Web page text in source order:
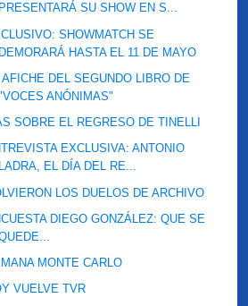
SU SHOW EN S...
SHOWMATCH SE
HASTA EL 11 DE MAYO
AFICHE DEL SEGUNDO LIBRO DE
ANÓNIMAS"
SOBRE EL REGRESO DE TINELLI
EXCLUSIVA: ANTONIO
EL DÍA DEL RE...
LOS DUELOS DE ARCHIVO
DIEGO GONZÁLEZ: QUE SE
MONTE CARLO
VUELVE TVR